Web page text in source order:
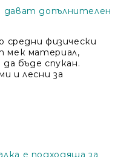
дават допълнителен
средни физически
мек материал,
бъде спукан.
и лесни за
е подходяща за